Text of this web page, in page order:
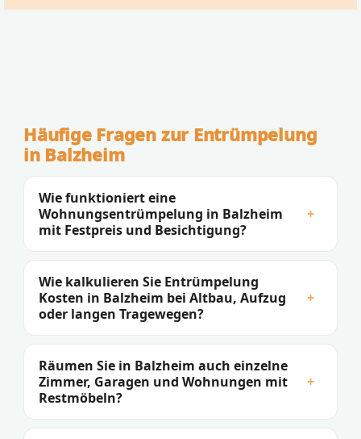
Häufige Fragen zur Entrümpelung
in Balzheim
Wie funktioniert eine
Wohnungsentrümpelung in Balzheim
mit Festpreis und Besichtigung?
+
Wie kalkulieren Sie Entrümpelung
Kosten in Balzheim bei Altbau, Aufzug
oder langen Tragewegen?
+
Räumen Sie in Balzheim auch einzelne
Zimmer, Garagen und Wohnungen mit
Restmöbeln?
+